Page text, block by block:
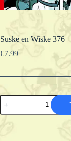
Suske en Wiske 376
€7.99
Suske
en
Wiske
376
-